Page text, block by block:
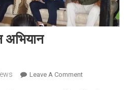
अभियान
Leave A CommentOn